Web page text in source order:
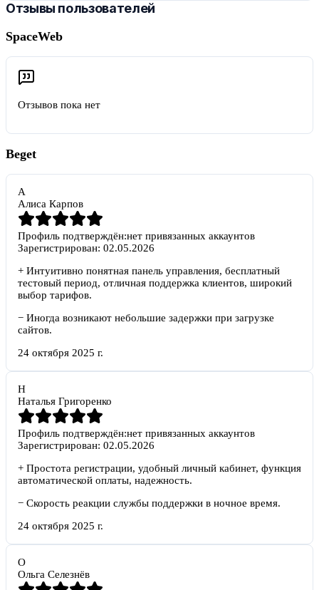
Отзывы пользователей
SpaceWeb
Отзывов пока нет
Beget
А
Алиса Карпов
Профиль подтверждён:нет привязанных аккаунтов
Зарегистрирован: 02.05.2026
+ Интуитивно понятная панель управления, бесплатный
тестовый период, отличная поддержка клиентов, широкий
выбор тарифов.
− Иногда возникают небольшие задержки при загрузке
сайтов.
24 октября 2025 г.
Н
Наталья Григоренко
Профиль подтверждён:нет привязанных аккаунтов
Зарегистрирован: 02.05.2026
+ Простота регистрации, удобный личный кабинет, функция
автоматической оплаты, надежность.
− Скорость реакции службы поддержки в ночное время.
24 октября 2025 г.
О
Ольга Селезнёв